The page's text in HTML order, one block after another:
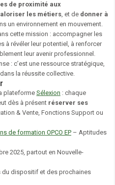
de proximité aux
les métiers, et de donner à
un environnement en mouvement.
cette mission : accompagner les
à révéler leur potentiel, à renforcer
leur avenir professionnel.
: c’est une ressource stratégique,
la réussite collective.
plateforme Sélexion : chaque
dès à présent réserver ses
& Vente, Fonctions Support ou
de formation OPCO EP – Aptitudes
2025, partout en Nouvelle-
du dispositif et des prochaines